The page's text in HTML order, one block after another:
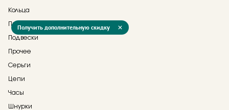
Кольца
Пирсинг
Подвески
Прочее
Серьги
Цепи
Часы
Шнурки
Получить дополнительную скидку